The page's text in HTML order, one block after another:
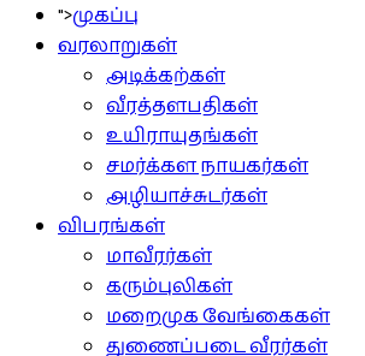
">முகப்பு
வரலாறுகள்
அடிக்கற்கள்
வீரத்தளபதிகள்
உயிராயுதங்கள்
சமர்க்கள நாயகர்கள்
அழியாச்சுடர்கள்
விபரங்கள்
மாவீரர்கள்
கரும்புலிகள்
மறைமுக வேங்கைகள்
துணைப்படை வீரர்கள்